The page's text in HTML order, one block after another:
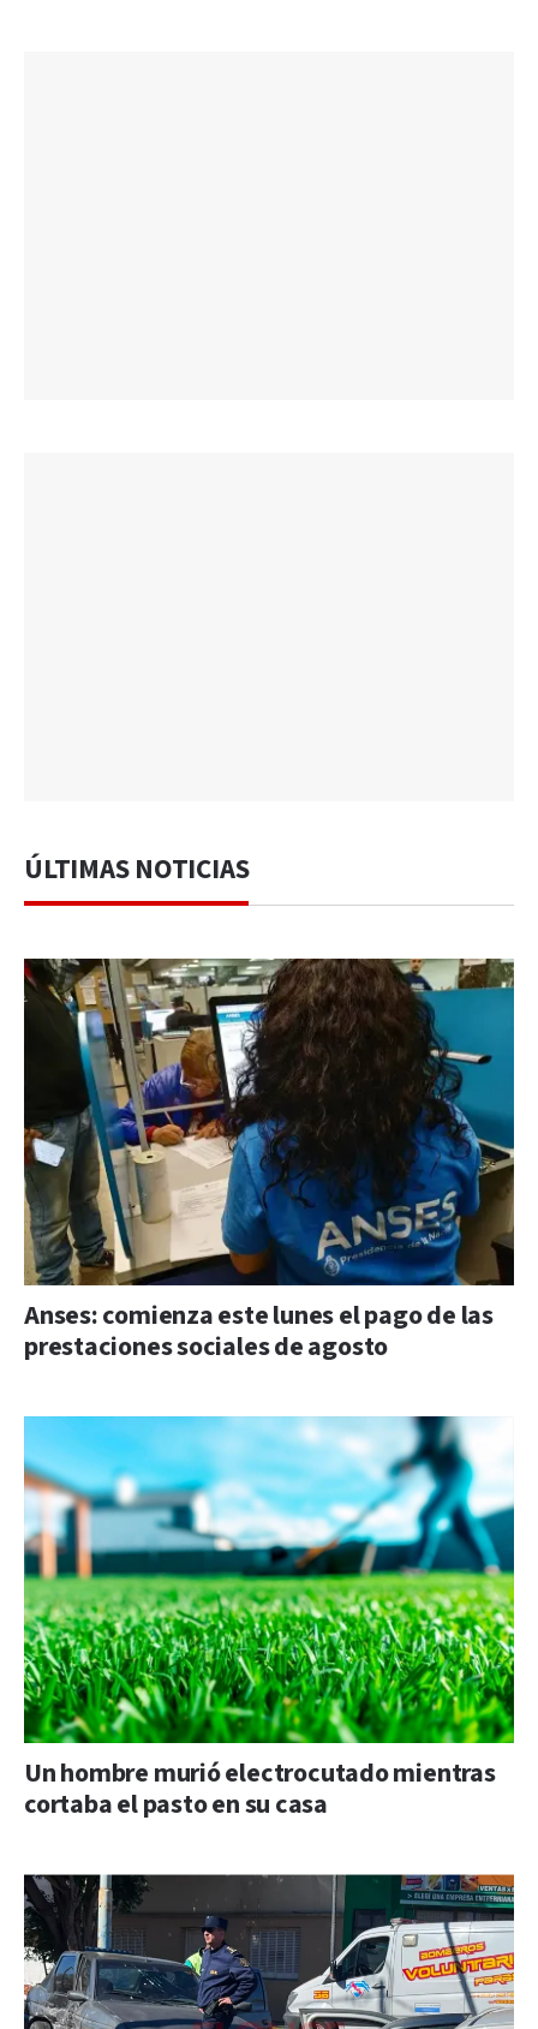
ÚLTIMAS NOTICIAS
Anses: comienza este lunes el pago de las
prestaciones sociales de agosto
Un hombre murió electrocutado mientras
cortaba el pasto en su casa